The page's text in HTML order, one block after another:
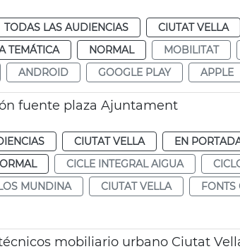
TODAS LAS AUDIENCIAS CIUTAT VELLA
TEMÁTICA NORMAL MOBILITAT
ANDROID GOOGLE PLAY APPLE
fuente plaza Ajuntament
CIUTAT VELLA
EN
CICLE INTEGRAL AIGUA
MUNDINA CIUTAT VELLA
FONTS
mobiliario urbano Ciutat